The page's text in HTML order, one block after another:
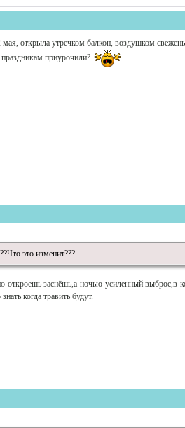
мая, открыла утречком балкон, воздушком
приурочили?
это изменит???
откроешь заснёшь,а ночью усиленный выброс,в
когда травить будут.